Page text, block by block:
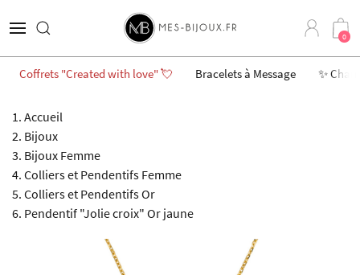
0
Coffrets "Created with love" 💘 Bracelets à Message ✨
Accueil
Bijoux
Bijoux Femme
Colliers et Pendentifs Femme
Colliers et Pendentifs Or
Pendentif "Jolie croix" Or jaune